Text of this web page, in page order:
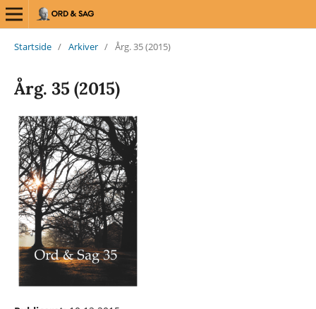
Startside / Arkiver / Årg. 35 (2015)
Årg. 35 (2015)